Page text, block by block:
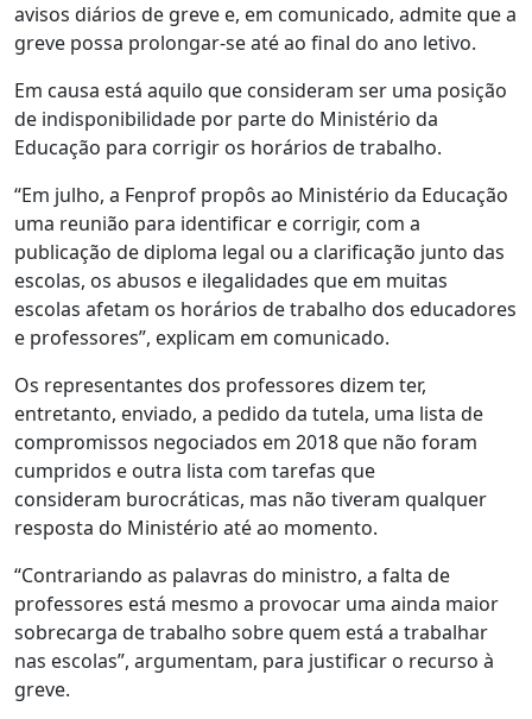
avisos diários de greve e, em comunicado, admite que a
greve possa prolongar-se até ao final do ano letivo.
Em causa está aquilo que consideram ser uma posição
de indisponibilidade por parte do Ministério da
Educação para corrigir os horários de trabalho.
“Em julho, a Fenprof propôs ao Ministério da Educação
uma reunião para identificar e corrigir, com a
publicação de diploma legal ou a clarificação junto das
escolas, os abusos e ilegalidades que em muitas
escolas afetam os horários de trabalho dos educadores
e professores”, explicam em comunicado.
Os representantes dos professores dizem ter,
entretanto, enviado, a pedido da tutela, uma lista de
compromissos negociados em 2018 que não foram
cumpridos e outra lista com tarefas que
consideram burocráticas, mas não tiveram qualquer
resposta do Ministério até ao momento.
“Contrariando as palavras do ministro, a falta de
professores está mesmo a provocar uma ainda maior
sobrecarga de trabalho sobre quem está a trabalhar
nas escolas”, argumentam, para justificar o recurso à
greve.